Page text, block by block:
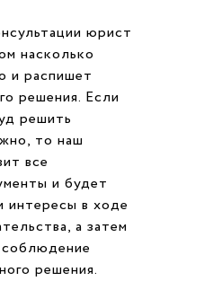
юрист
насколько
и распишет
решения. Если
решить
то наш
все
и будет
интересы в ходе
а затем
решения.